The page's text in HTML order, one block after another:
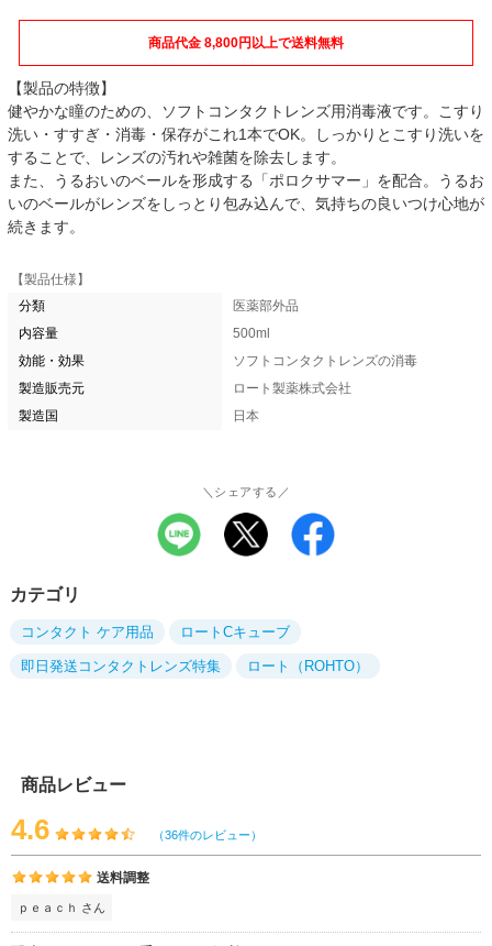
商品代金 8,800円以上で送料無料
【製品の特徴】
健やかな瞳のための、ソフトコンタクトレンズ用消毒液です。こすり
洗い・すすぎ・消毒・保存がこれ1本でOK。しっかりとこすり洗いを
することで、レンズの汚れや雑菌を除去します。
また、うるおいのベールを形成する「ポロクサマー」を配合。うるお
いのベールがレンズをしっとり包み込んで、気持ちの良いつけ心地が
続きます。
【製品仕様】
分類
医薬部外品
内容量
500ml
効能・効果
ソフトコンタクトレンズの消毒
製造販売元
ロート製薬株式会社
製造国
日本
＼シェアする／
カテゴリ
コンタクト ケア用品 ロートCキューブ
即日発送コンタクトレンズ特集 ロート（ROHTO）
商品レビュー
4.6 （36件のレビュー）
送料調整
ｐｅａｃｈ さん